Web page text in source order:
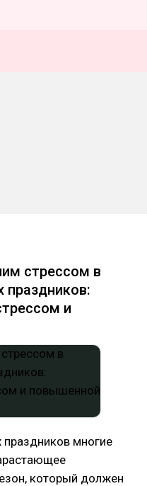
стрессом в
праздников:
и
многие
который должен